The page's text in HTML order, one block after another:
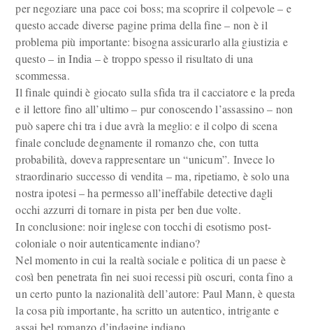
per negoziare una pace coi boss; ma scoprire il colpevole – e
questo accade diverse pagine prima della fine – non è il
problema più importante: bisogna assicurarlo alla giustizia e
questo – in India – è troppo spesso il risultato di una
scommessa.
Il finale quindi è giocato sulla sfida tra il cacciatore e la preda
e il lettore fino all’ultimo – pur conoscendo l’assassino – non
può sapere chi tra i due avrà la meglio: e il colpo di scena
finale conclude degnamente il romanzo che, con tutta
probabilità, doveva rappresentare un “unicum”. Invece lo
straordinario successo di vendita – ma, ripetiamo, è solo una
nostra ipotesi – ha permesso all’ineffabile detective dagli
occhi azzurri di tornare in pista per ben due volte.
In conclusione: noir inglese con tocchi di esotismo post-
coloniale o noir autenticamente indiano?
Nel momento in cui la realtà sociale e politica di un paese è
così ben penetrata fin nei suoi recessi più oscuri, conta fino a
un certo punto la nazionalità dell’autore: Paul Mann, è questa
la cosa più importante, ha scritto un autentico, intrigante e
assai bel romanzo d’indagine indiano.